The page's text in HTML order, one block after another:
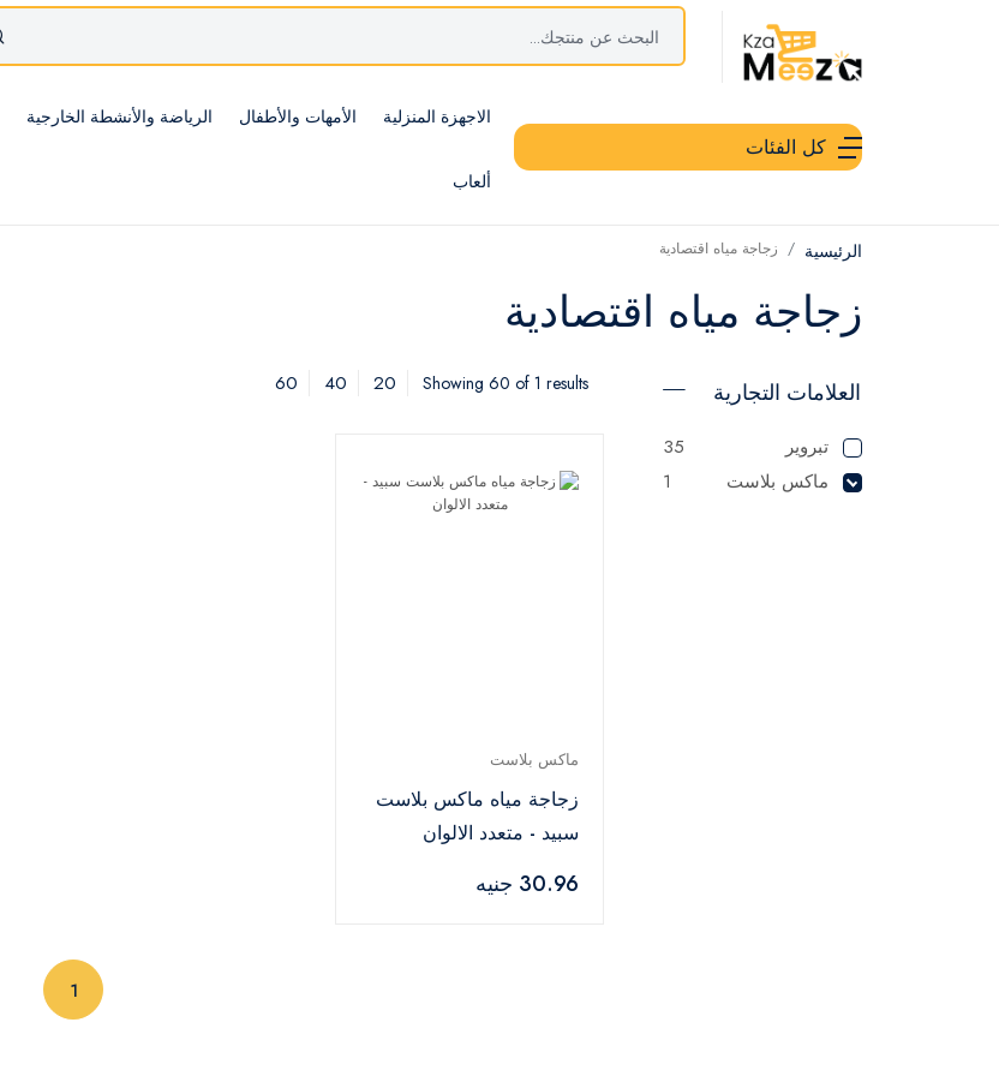
كل الفئات
الاجهزة المنزلية الأمهات والأطفال الرياضة والأنشطة الخارجية
ألعاب
الرئيسية زجاجة مياه اقتصادية
زجاجة مياه اقتصادية
العلامات التجارية
تبروير
35
ماكس بلاست
1
Showing 60 of 1 results
20
40
60
ماكس بلاست
زجاجة مياه ماكس بلاست
سبيد - متعدد الالوان
30.96 جنيه
1